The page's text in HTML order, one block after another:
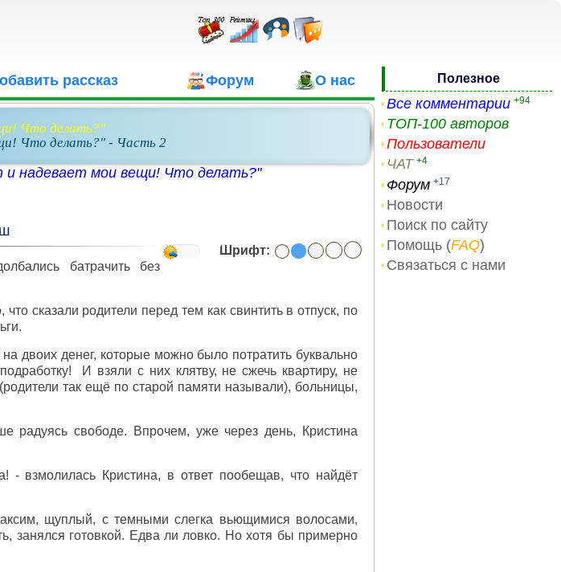
рассказ Форум О нас
Что делать?"
Что делать?" - Часть 2
надевает мои вещи! Что делать?"
Шрифт:
батрачить без
сказали родители перед тем как свинтить в отпуск, по
двоих денег, которые можно было потратить буквально
И взяли с них клятву, не сжечь квартиру, не
так ещё по старой памяти называли), больницы,
радуясь свободе. Впрочем, уже через день, Кристина
- взмолилась Кристина, в ответ пообещав, что найдёт
щуплый, с темными слегка вьющимися волосами,
занялся готовкой. Едва ли ловко. Но хотя бы примерно
Полезное
Все комментарии +94
ТОП-100 авторов
Пользователи
ЧАТ +4
Форум +17
Новости
Поиск по сайту
Помощь (FAQ)
Связаться с нами